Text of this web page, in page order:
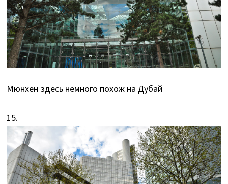
Мюнхен здесь немного похож на Дубай
15.